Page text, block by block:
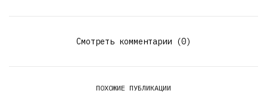
Смотреть комментарии (0)
ПОХОЖИЕ ПУБЛИКАЦИИ